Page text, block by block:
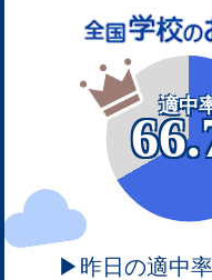
適中
▶昨日の適中